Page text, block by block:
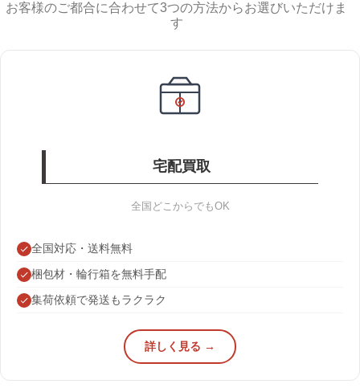
お客様のご都合に合わせて3つの方法からお選びいただけま
す
宅配買取
全国どこからでもOK
全国対応・送料無料
梱包材・輪行箱を無料手配
集荷依頼で発送もラクラク
詳しく見る →